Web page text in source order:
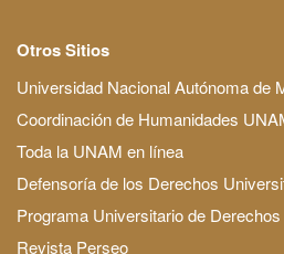
Otros Sitios
Universidad Nacional Autónoma de
Coordinación de Humanidades
Toda la UNAM en línea
Defensoría de los Derechos
Programa Universitario de
Revista Perseo